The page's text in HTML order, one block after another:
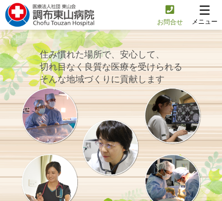
住み慣れた場所で、安心して、
切れ目なく良質な医療を受けられる
そんな地域づくりに貢献します
メニュー
お問合せ